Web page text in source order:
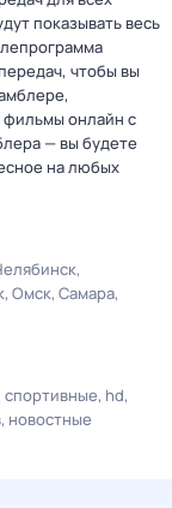
показывать весь
чтобы вы
фильмы онлайн с
— вы будете
на любых
Омск Самара
спортивные hd
новостные